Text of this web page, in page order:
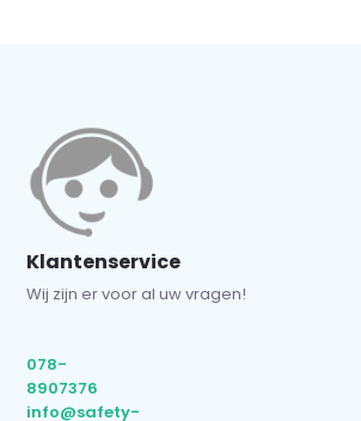
Klantenservice
Wij zijn er voor al uw vragen!
078-
8907376
info@safety-